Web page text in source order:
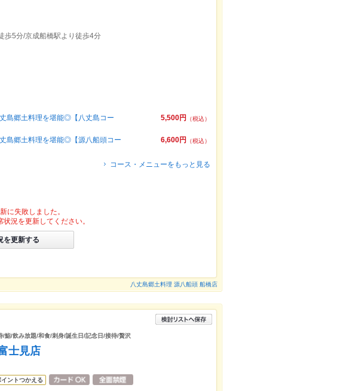
歩5分/京成船橋駅より徒歩4分
5,500円
（税込）
島郷土料理を堪能◎【八丈島コー
6,600円
（税込）
島郷土料理を堪能◎【源八船頭コー
コース・メニューをもっと見る
に失敗しました。
況を更新してください。
を更新する
八丈島郷土料理 源八船頭 船橋店
/鮨/飲み放題/和食/刺身/誕生日/記念日/接待/贅沢
士見店
イントつかえる